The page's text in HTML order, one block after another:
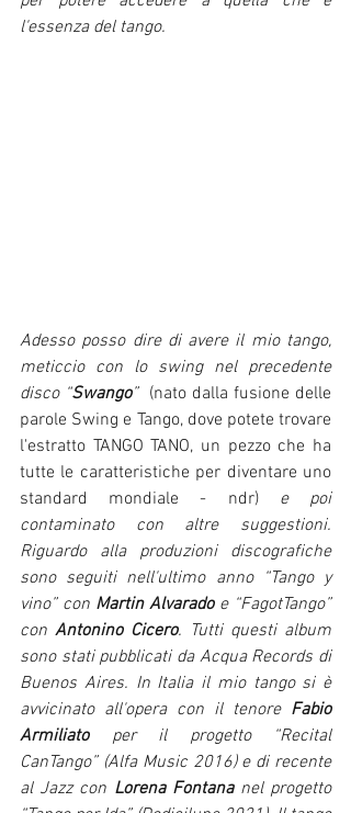
l'essenza del tango.
Adesso posso dire di avere il mio tango,
meticcio con lo swing nel precedente
disco “Swango” (nato dalla fusione delle
parole Swing e Tango, dove potete trovare
l'estratto TANGO TANO, un pezzo che ha
tutte le caratteristiche per diventare uno
standard mondiale - ndr) e poi
contaminato con altre suggestioni.
Riguardo alla produzioni discografiche
sono seguiti nell'ultimo anno “Tango y
vino” con Martin Alvarado e “FagotTango”
con Antonino Cicero. Tutti questi album
sono stati pubblicati da Acqua Records di
Buenos Aires. In Italia il mio tango si è
avvicinato all'opera con il tenore Fabio
Armiliato per il progetto “Recital
CanTango” (Alfa Music 2016) e di recente
al Jazz con Lorena Fontana nel progetto